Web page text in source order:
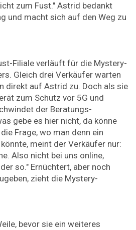
zum Fust." Astrid bedankt
und macht sich auf den Weg zu
Filiale verläuft für die Mystery-
Gleich drei Verkäufer warten
direkt auf Astrid zu. Doch als sie
zum Schutz vor 5G und
der Beratungs-
gebe es hier nicht, da könne
Frage, wo man denn ein
meint der Verkäufer nur:
Also nicht bei uns online,
so." Ernüchtert, aber noch
zieht die Mystery-
bevor sie ein weiteres